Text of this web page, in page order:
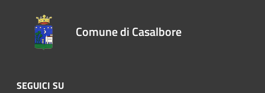
Comune di Casalbore
SEGUICI SU